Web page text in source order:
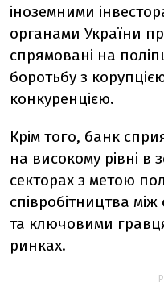
іноземними
органами України
спрямовані на
боротьбу з
конкуренцією.
Крім того, банк
на високому рівні в
секторах з метою
співробітництва
та ключовими
ринках.